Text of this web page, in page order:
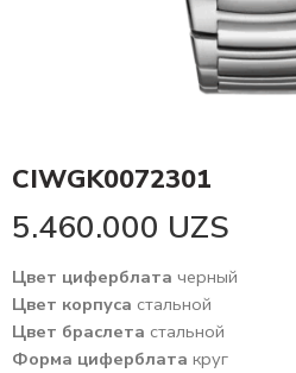
CIWGK0072301
5.460.000 UZS
Цвет циферблата черный
Цвет корпуса стальной
Цвет браслета стальной
Форма циферблата круг